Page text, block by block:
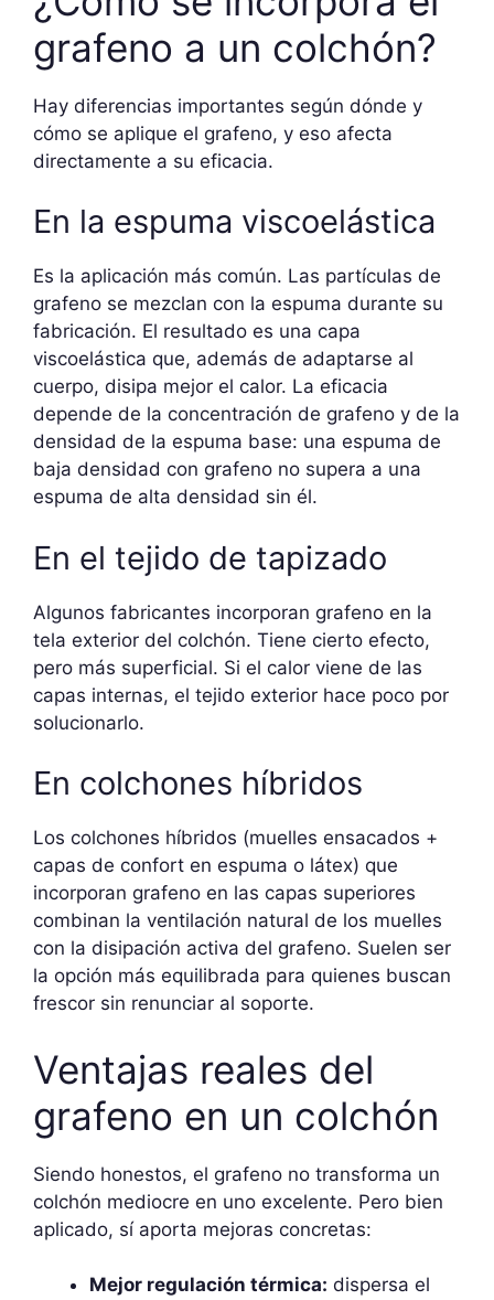
grafeno a un colchón?
Hay diferencias importantes según dónde y
cómo se aplique el grafeno, y eso afecta
directamente a su eficacia.
En la espuma viscoelástica
Es la aplicación más común. Las partículas de
grafeno se mezclan con la espuma durante su
fabricación. El resultado es una capa
viscoelástica que, además de adaptarse al
cuerpo, disipa mejor el calor. La eficacia
depende de la concentración de grafeno y de la
densidad de la espuma base: una espuma de
baja densidad con grafeno no supera a una
espuma de alta densidad sin él.
En el tejido de tapizado
Algunos fabricantes incorporan grafeno en la
tela exterior del colchón. Tiene cierto efecto,
pero más superficial. Si el calor viene de las
capas internas, el tejido exterior hace poco por
solucionarlo.
En colchones híbridos
Los colchones híbridos (muelles ensacados +
capas de confort en espuma o látex) que
incorporan grafeno en las capas superiores
combinan la ventilación natural de los muelles
con la disipación activa del grafeno. Suelen ser
la opción más equilibrada para quienes buscan
frescor sin renunciar al soporte.
Ventajas reales del
grafeno en un colchón
Siendo honestos, el grafeno no transforma un
colchón mediocre en uno excelente. Pero bien
aplicado, sí aporta mejoras concretas:
Mejor regulación térmica: dispersa el